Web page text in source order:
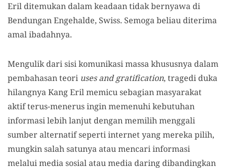
Eril ditemukan dalam keadaan tidak bernyawa di
Bendungan Engehalde, Swiss. Semoga beliau diterima
amal ibadahnya.
Mengulik dari sisi komunikasi massa khususnya dalam
pembahasan teori uses and gratification, tragedi duka
hilangnya Kang Eril memicu sebagian masyarakat
aktif terus-menerus ingin memenuhi kebutuhan
informasi lebih lanjut dengan memilih menggali
sumber alternatif seperti internet yang mereka pilih,
mungkin salah satunya atau mencari informasi
melalui media sosial atau media daring dibandingkan